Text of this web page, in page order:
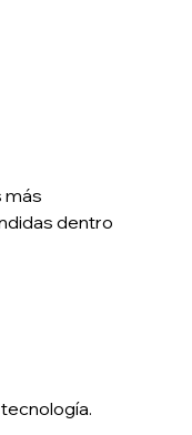
más
dentro